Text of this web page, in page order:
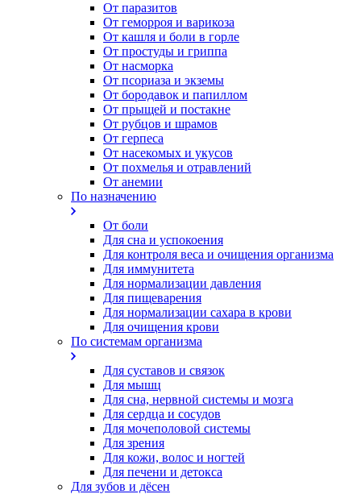
От паразитов
Oт геморроя и варикоза
От кашля и боли в горле
От простуды и гриппа
От насморка
Oт псориаза и экземы
От бородавок и папиллом
От прыщей и постакне
От рубцов и шрамов
От герпеса
От насекомых и укусов
От похмелья и отравлений
От анемии
По назначению
От боли
Для сна и успокоения
Для контроля веса и очищения организма
Для иммунитета
Для нормализации давления
Для пищеварения
Для нормализации сахара в крови
Для очищения крови
По системам организма
Для суставов и связок
Для мышц
Для сна, нервной системы и мозга
Для сердца и сосудов
Для мочеполовой системы
Для зрения
Для кожи, волос и ногтей
Для печени и детокса
Для зубов и дёсен